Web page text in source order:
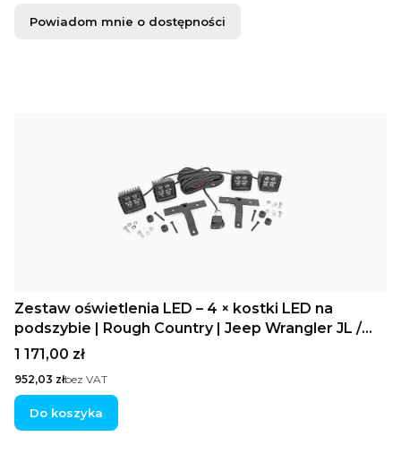
Powiadom mnie o dostępności
Zestaw oświetlenia LED – 4 × kostki LED na
podszybie | Rough Country | Jeep Wrangler JL /
Gladiator JT (2018–2025)
Cena
1 171,00 zł
Cena
952,03 złbez VAT
Do koszyka